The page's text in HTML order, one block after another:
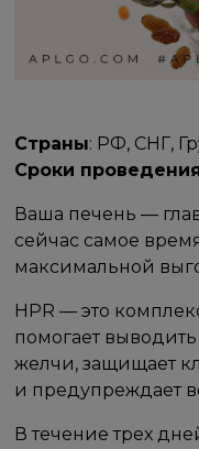
Страны: РФ, СНГ,
Сроки
Ваша печень —
сейчас самое
максимальной
HPR — это
помогает
желчи, защищает
и предупреждает
В течение трех